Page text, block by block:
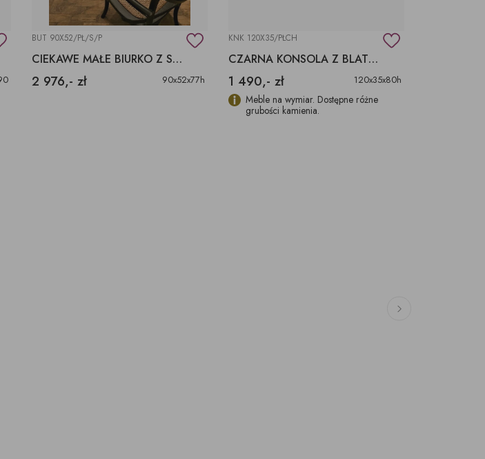
BUT 90X52/PŁ/S/P
CIEKAWE MAŁE BIURKO Z SZUFLADĄ LITE DREWNO
2 976,- zł 90x52x77h
KNK 120X35/PŁCH
CZARNA KONSOLA Z BLATEM Z KWARCYTU
1 490,- zł 120x35x80h
Meble na wymiar. Dostępne różne
grubości kamienia.